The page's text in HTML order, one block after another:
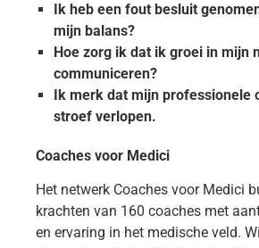
Ik heb een fout besluit
mijn balans?
Hoe zorg ik dat ik groei in mijn
communiceren?
Ik merk dat mijn professionele
stroef verlopen.
Coaches voor Medici
Het netwerk Coaches voor Medici
krachten van 160 coaches met
en ervaring in het medische veld.